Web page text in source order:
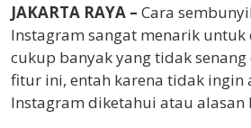
JAKARTA RAYA – Cara
Instagram sangat menarik untuk
cukup banyak yang tidak
fitur ini, entah karena tidak ingin
Instagram diketahui atau alasan